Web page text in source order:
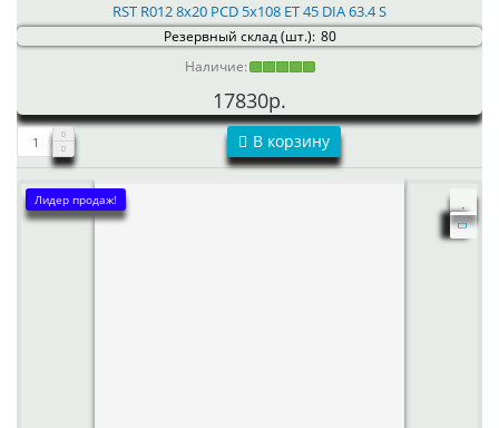
RST R012 8x20 PCD 5x108 ET 45 DIA 63.4 S
Резервный склад (шт.): 80
Наличие:
17830р.
В корзину
Лидер продаж!